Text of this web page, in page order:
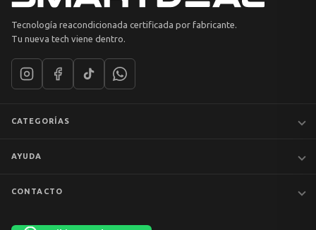
Tecnología reacondicionada certificada por fabricante.
Tu nueva tech viene dentro.
CATEGORÍAS
AYUDA
CONTACTO